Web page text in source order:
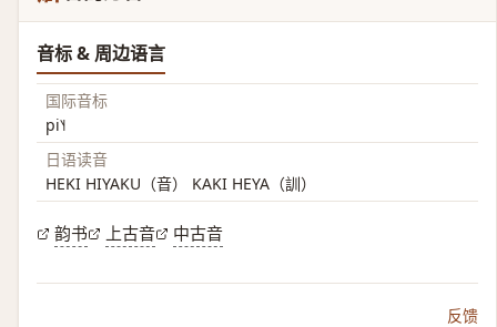
音标 & 周边语言
国际音标
pi˥˧
日语读音
HEKI HIYAKU（音） KAKI HEYA（訓）
韵书 上古音 中古音
反馈